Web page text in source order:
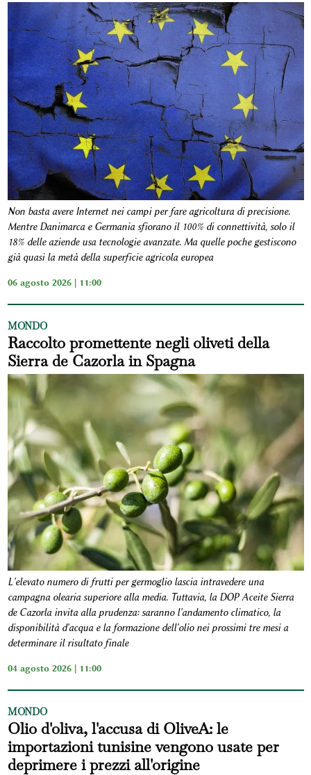
Non basta avere Internet nei campi per fare agricoltura di precisione.
Mentre Danimarca e Germania sfiorano il 100% di connettività, solo il
18% delle aziende usa tecnologie avanzate. Ma quelle poche gestiscono
già quasi la metà della superficie agricola europea
06 agosto 2026 | 11:00
MONDO
Raccolto promettente negli oliveti della
Sierra de Cazorla in Spagna
L'elevato numero di frutti per germoglio lascia intravedere una
campagna olearia superiore alla media. Tuttavia, la DOP Aceite Sierra
de Cazorla invita alla prudenza: saranno l'andamento climatico, la
disponibilità d'acqua e la formazione dell'olio nei prossimi tre mesi a
determinare il risultato finale
04 agosto 2026 | 11:00
MONDO
Olio d'oliva, l'accusa di OliveA: le
importazioni tunisine vengono usate per
deprimere i prezzi all'origine